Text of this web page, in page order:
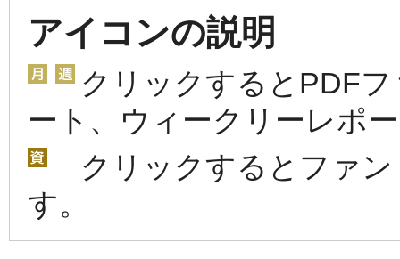
アイコンの説明
クリックするとPDF
ート、ウィークリーレポ
クリックするとファ
す。